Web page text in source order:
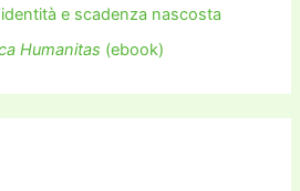
e scadenza nascosta
Humanitas (ebook)